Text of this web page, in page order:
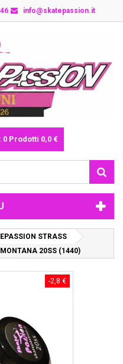
info@skatepassion.it
0 Prodotti 0,0 €
STRASS
20SS (1440)
-2,8 €